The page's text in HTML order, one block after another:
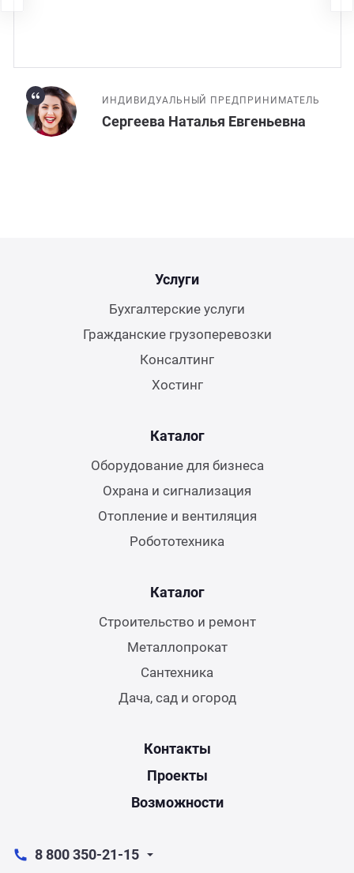
ИНДИВИДУАЛЬНЫЙ ПРЕДПРИНИМАТЕЛЬ
Сергеева Наталья Евгеньевна
Услуги
Бухгалтерские услуги
Гражданские грузоперевозки
Консалтинг
Хостинг
Каталог
Оборудование для бизнеса
Охрана и сигнализация
Отопление и вентиляция
Робототехника
Каталог
Строительство и ремонт
Металлопрокат
Сантехника
Дача, сад и огород
Контакты
Проекты
Возможности
8 800 350-21-15